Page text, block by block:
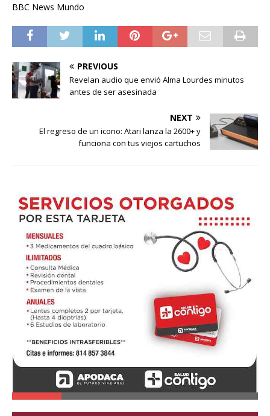
BBC News Mundo
PREVIOUS
Revelan audio que envió Alma Lourdes minutos
antes de ser asesinada
NEXT
El regreso de un icono: Atari lanza la 2600+ y
funciona con tus viejos cartuchos